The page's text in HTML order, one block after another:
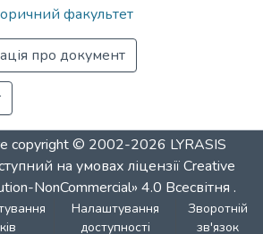
факультет
про документ
copyright © 2002-2026 LYRASIS
на умовах ліцензіїCreative
NonCommercial» 4.0 Всесвітня .
Налаштування
доступності
Зворотній
зв'язок